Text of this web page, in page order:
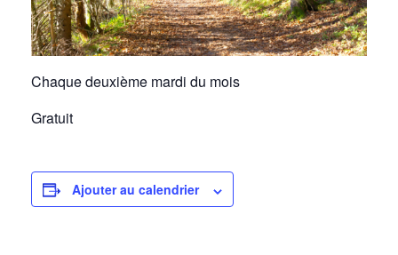
Chaque deuxième mardi du mois
Gratuit
Ajouter au calendrier